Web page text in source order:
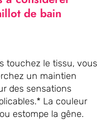
de bain
touchez le tissu, vous
un maintien
des sensations
La couleur
estompe la gêne.